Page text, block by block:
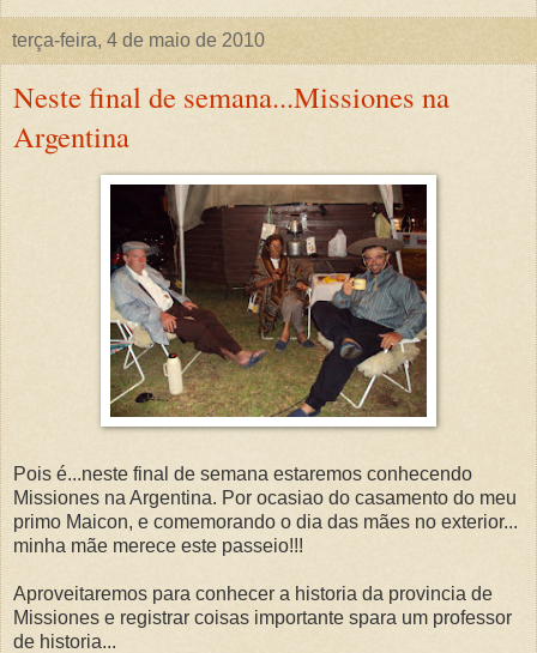
terça-feira, 4 de maio de 2010
Neste final de semana...Missiones na
Argentina
Pois é...neste final de semana estaremos conhecendo
Missiones na Argentina. Por ocasiao do casamento do meu
primo Maicon, e comemorando o dia das mães no exterior...
minha mãe merece este passeio!!!
Aproveitaremos para conhecer a historia da provincia de
Missiones e registrar coisas importante spara um professor
de historia...